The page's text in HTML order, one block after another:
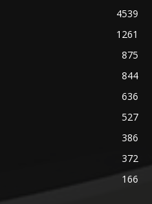
4539
1261
875
844
636
527
386
372
166